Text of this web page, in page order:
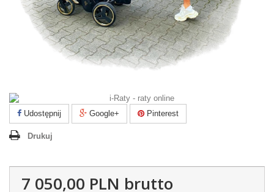
Udostępnij Google+ Pinterest
Drukuj
7 050,00 PLN brutto